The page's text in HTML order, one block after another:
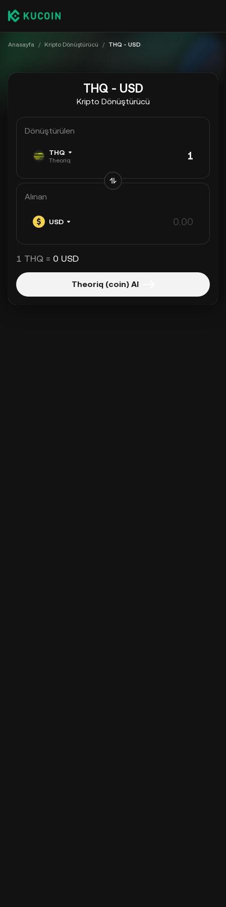
Anasayfa / Kripto Dönüştürücü / THQ - USD
THQ - USD
Kripto Dönüştürücü
Dönüştürülen
THQ
Theoriq
Alınan
USD
1 THQ = 0 USD
Theoriq (coin) Al